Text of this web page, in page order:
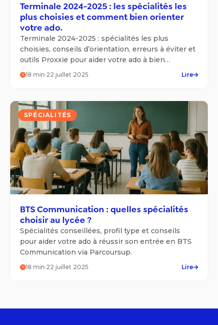
Terminale 2024-2025 : les spécialités les
plus choisies et comment bien orienter
votre ado.
Terminale 2024-2025 : spécialités les plus
choisies, conseils d’orientation, erreurs à éviter et
outils Proxxie pour aider votre ado à bien
s’orienter.
18 min·22 juillet 2025 Lire
SPÉCIALITÉS
BTS Communication : quelles spécialités
choisir au lycée ?
Spécialités conseillées, profil type et conseils
pour aider votre ado à réussir son entrée en BTS
Communication via Parcoursup.
18 min·22 juillet 2025 Lire